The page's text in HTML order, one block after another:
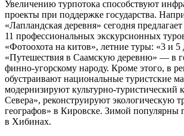
Увеличению турпотока способствуют
проекты при поддержке государства.
«Лапландская деревня» сегодня предлагает
11 профессиональных экскурсионных
«Фотоохота на китов», летние туры: «3 и 5
«Путешествия в Саамскую деревню» — в
финно-угорскому народу. Кроме этого, в
обустраивают национальные туристские
модернизируют культурно-туристический
Севера», реконструируют экологическую
географов» в Кировске. Зимой популярны
в Хибинах.